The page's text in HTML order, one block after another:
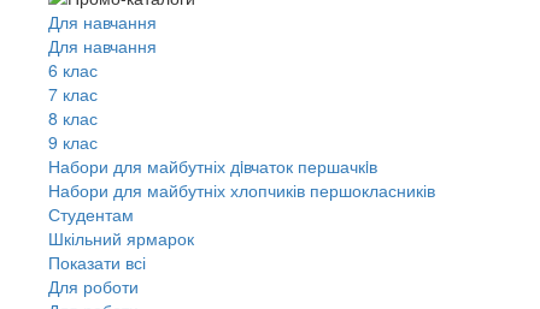
Для навчання
Для навчання
6 клас
7 клас
8 клас
9 клас
Набори для майбутніх дiвчаток першачкiв
Набори для майбутніх хлопчиків першокласників
Студентам
Шкільний ярмарок
Показати всі
Для роботи